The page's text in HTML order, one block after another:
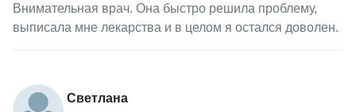
Внимательная врач. Она быстро решила проблему,
выписала мне лекарства и в целом я остался доволен.
Светлана